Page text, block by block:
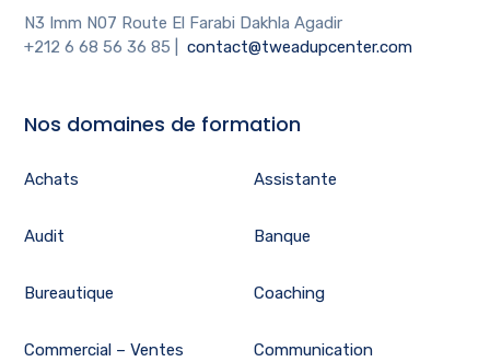
N3 Imm N07 Route El Farabi Dakhla Agadir
+212 6 68 56 36 85
|contact@tweadupcenter.com
Nos domaines de formation
Achats Assistante
Audit Banque
Bureautique Coaching
Commercial – Ventes Communication